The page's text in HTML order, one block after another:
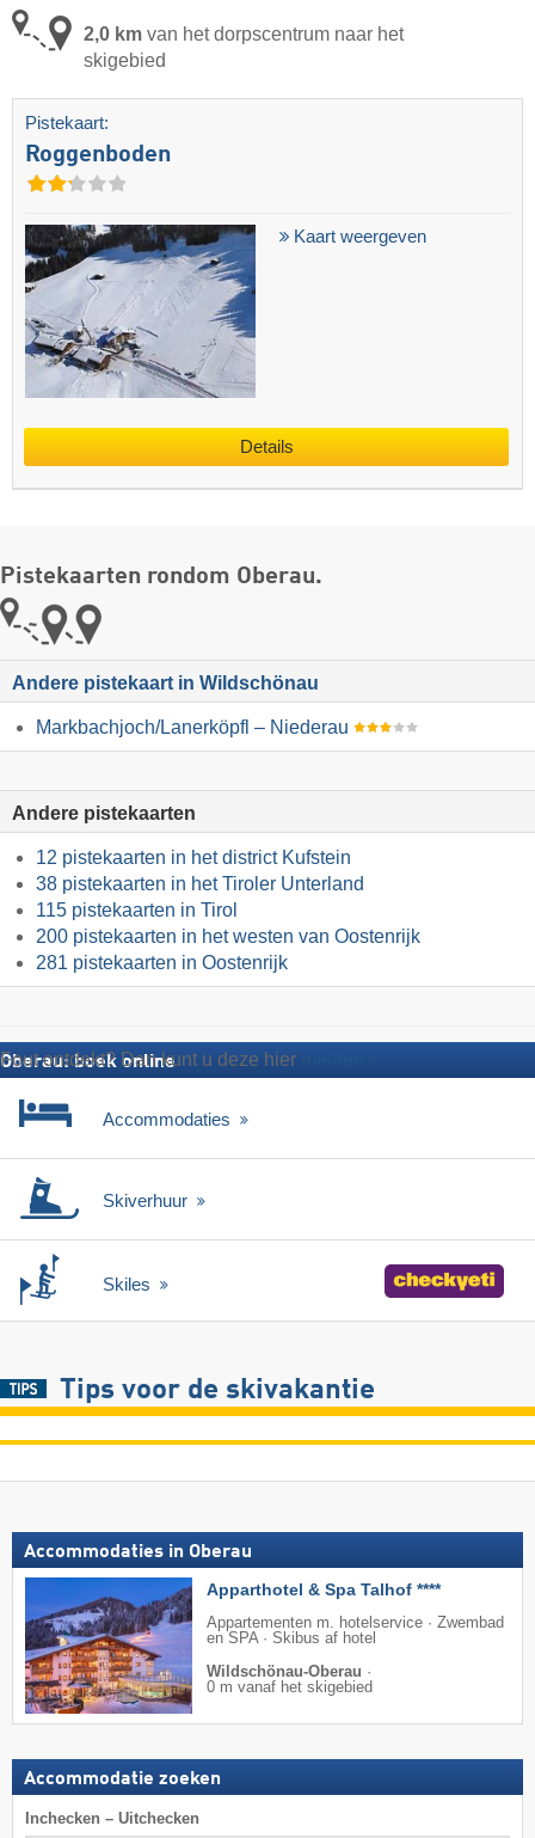
2,0 km van het dorpscentrum naar het
skigebied
Pistekaart:
Roggenboden
Kaart weergeven
Details
Pistekaarten rondom Oberau.
Andere pistekaart in Wildschönau
Markbachjoch/​Lanerköpfl – Niederau
Andere pistekaarten
12 pistekaarten in het district Kufstein
38 pistekaarten in het Tiroler Unterland
115 pistekaarten in Tirol
200 pistekaarten in het westen van Oostenrijk
281 pistekaarten in Oostenrijk
Fout ontdekt? Dan kunt u deze hier
Oberau: boek online
Accommodaties
Skiverhuur
Skiles
Tips voor de skivakantie
Accommodaties in Oberau
Apparthotel & Spa Talhof ****
Appartementen m. hotelservice · Zwembad
en SPA · Skibus af hotel
Wildschönau-Oberau ·
0 m vanaf het skigebied
Accommodatie zoeken
Inchecken – Uitchecken